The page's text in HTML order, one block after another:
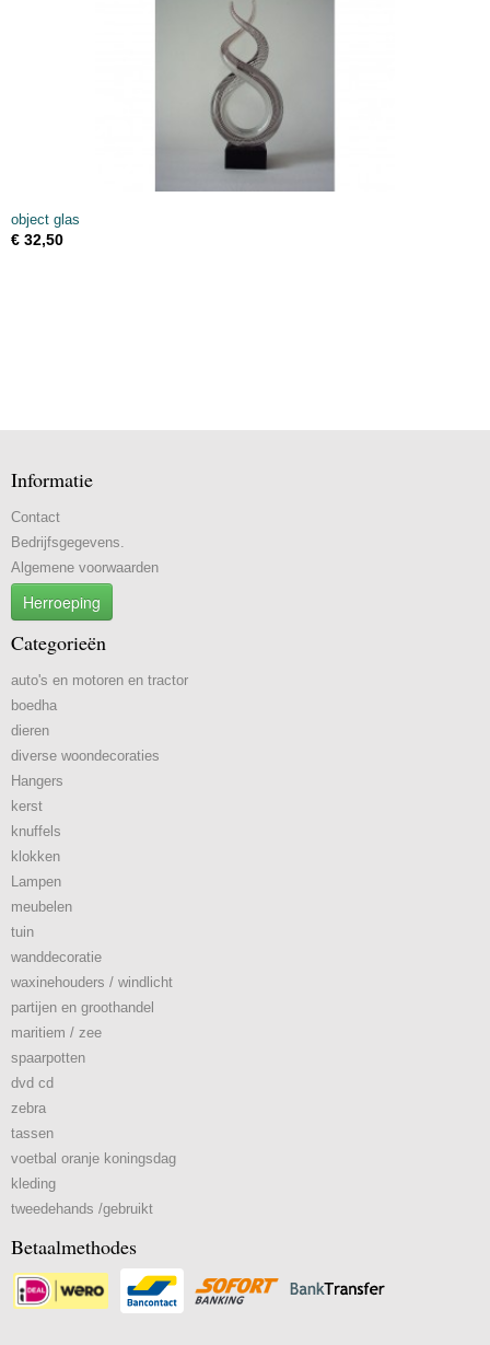
object glas
€ 32,50
Informatie
Contact
Bedrijfsgegevens.
Algemene voorwaarden
Herroeping
Categorieën
auto's en motoren en tractor
boedha
dieren
diverse woondecoraties
Hangers
kerst
knuffels
klokken
Lampen
meubelen
tuin
wanddecoratie
waxinehouders / windlicht
partijen en groothandel
maritiem / zee
spaarpotten
dvd cd
zebra
tassen
voetbal oranje koningsdag
kleding
tweedehands /gebruikt
Betaalmethodes